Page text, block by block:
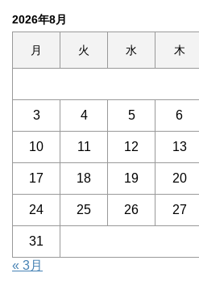
2026年8月
月 火 水 木
3 4 5 6
10 11 12 13
17 18 19 20
24 25 26 27
31
« 3月